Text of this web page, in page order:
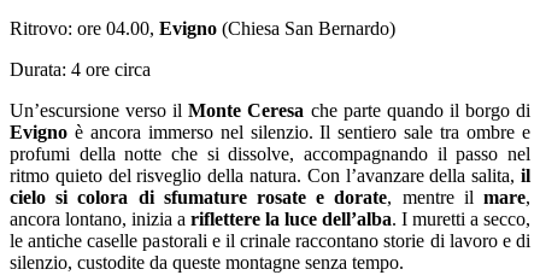
Ritrovo: ore 04.00, Evigno (Chiesa San Bernardo)
Durata: 4 ore circa
Un’escursione verso ilMonte Ceresa che parte quando il borgo di
Evigno è ancora immerso nel silenzio. Il sentiero sale tra ombre e
profumi della notte che si dissolve, accompagnando il passo nel
ritmo quieto del risveglio della natura. Con l’avanzare della salita, il
cielo si colora di sfumature rosate e dorate, mentre ilmare,
ancora lontano, inizia a riflettere la luce dell’alba. I muretti a secco,
le antiche caselle pastorali e il crinale raccontano storie di lavoro e di
silenzio, custodite da queste montagne senza tempo.